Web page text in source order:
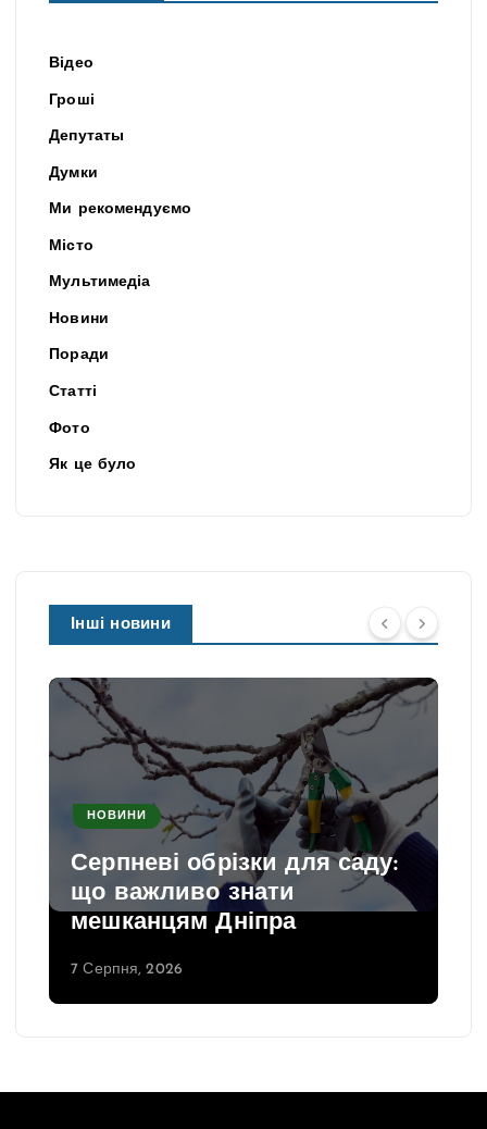
Відео
Гроші
Депутаты
Думки
Ми рекомендуємо
Місто
Мультимедіа
Новини
Поради
Статті
Фото
Як це було
Інші новини
НОВИНИ
Серпневі обрізки для саду:
що важливо знати
мешканцям Дніпра
7 Серпня, 2026